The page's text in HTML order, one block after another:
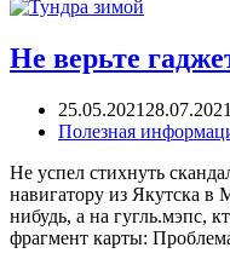
Не верьте
25.05.2021 28.07.2021
Полезная
Не успел стихнуть
навигатору из Якутска в
нибудь, а на гугль.мэпс,
фрагмент карты: